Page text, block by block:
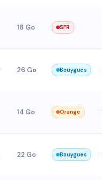
18 Go SFR
26 Go Bouygues
14 Go Orange
22 Go Bouygues